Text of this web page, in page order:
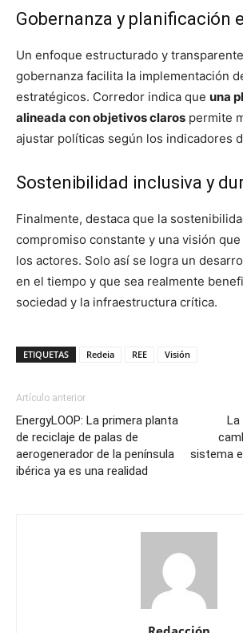
Gobernanza y planificación
Un enfoque estructurado y
gobernanza facilita la implementación
estratégicos. Corredor indica que una
alineada con objetivos claros permite
ajustar políticas según los indicadores
Sostenibilidad inclusiva y
Finalmente, destaca que la
compromiso constante y una visión
los actores. Solo así se logra un
en el tiempo y que sea realmente
sociedad y la infraestructura crítica.
ETIQUETAS Redeia REE Visión
Artículo anterior
EnergyLOOP: La primera planta
de reciclaje de palas de
aerogenerador de la península
ibérica ya es una realidad
La
sistema